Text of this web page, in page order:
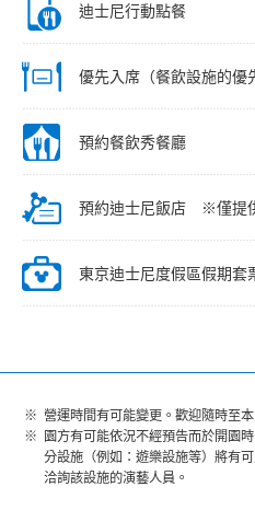
迪士尼行動點餐
優先入席（餐飲設施的優
預約餐飲秀餐廳
預約迪士尼飯店 ※僅提
東京迪士尼度假區假期套
營運時間有可能變更。歡迎隨時至
園方有可能依況不經預告而於開園
分設施（例如：遊樂設施等）將有
洽詢該設施的演藝人員。